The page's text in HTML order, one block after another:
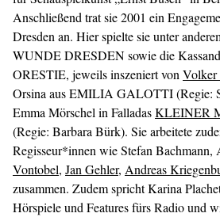
Anschließend trat sie 2001 ein
Dresden an. Hier spielte sie unter
WUNDE DRESDEN sowie die
ORESTIE, jeweils inszeniert von Volker
Orsina aus EMILIA GALOTTI (Regie:
Emma Mörschel in FalladasKLEINER
(Regie: Barbara Bürk). Sie arbeitete
Regisseur*innen wie Stefan Bachmann,
Vontobel, Jan Gehler, Andreas
zusammen. Zudem spricht Karina
Hörspiele und Features fürs Radio und